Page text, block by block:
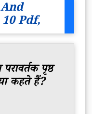
Pdf,
पृष्ठ
कहते हैं?